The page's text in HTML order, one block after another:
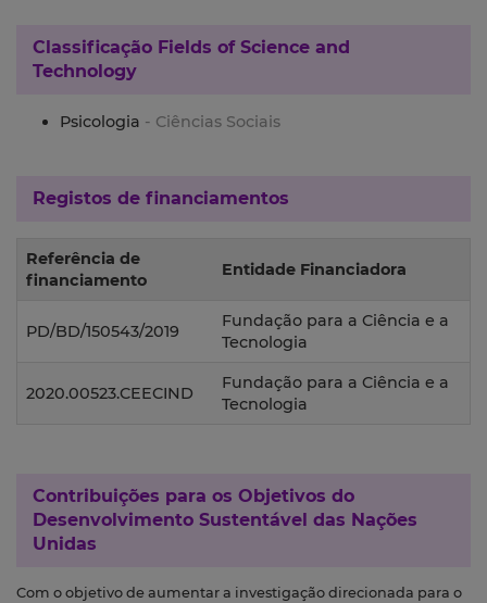
Classificação Fields of Science and
Technology
Psicologia - Ciências Sociais
Registos de financiamentos
Referência de
financiamento
Entidade Financiadora
PD/BD/150543/2019
Fundação para a Ciência e a
Tecnologia
2020.00523.CEECIND
Fundação para a Ciência e a
Tecnologia
Contribuições para os Objetivos do
Desenvolvimento Sustentável das Nações
Unidas
Com o objetivo de aumentar a investigação direcionada para o